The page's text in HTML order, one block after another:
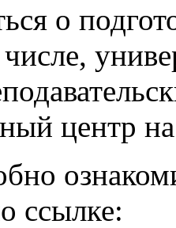
о
центр
ссылке: